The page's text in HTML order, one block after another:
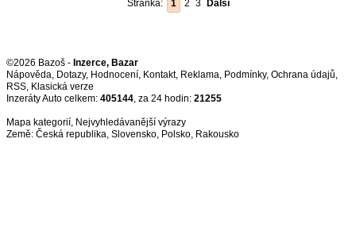
Stránka: 1 2 3 Další
©2026 Bazoš - Inzerce, Bazar
Nápověda, Dotazy, Hodnocení, Kontakt, Reklama, Podmínky, Ochrana údajů,
RSS,
Inzeráty Auto celkem: 405144, za 24 hodin: 21255
Mapa kategorií, Nejvyhledávanější výrazy
Země: Česká republika, Slovensko, Polsko, Rakousko